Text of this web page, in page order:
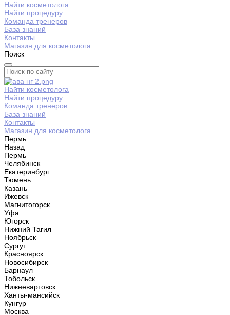
Найти косметолога
Найти процедуру
Команда тренеров
База знаний
Контакты
Магазин для косметолога
Поиск
Найти косметолога
Найти процедуру
Команда тренеров
База знаний
Контакты
Магазин для косметолога
Пермь
Назад
Пермь
Челябинск
Екатеринбург
Тюмень
Казань
Ижевск
Магнитогорск
Уфа
Югорск
Нижний Тагил
Ноябрьск
Сургут
Красноярск
Новосибирск
Барнаул
Тобольск
Нижневартовск
Ханты-мансийск
Кунгур
Москва